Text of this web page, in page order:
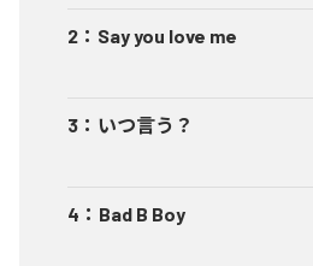
2 ： Say you love me
3 ： いつ言う？
4 ： Bad B Boy